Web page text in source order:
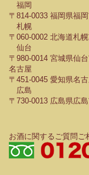
福岡
〒814-0033 福岡県福
札幌
〒060-0002 北海道札
仙台
〒980-0014 宮城県仙
名古屋
〒451-0045 愛知県名
広島
〒730-0013 広島県広
お酒に関するご質問ご